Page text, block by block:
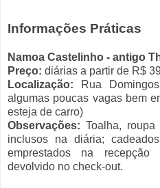
Informações Práticas
Namoa Castelinho - antigo
Preço: diárias a partir de R$
Localização:
Rua
algumas poucas vagas bem
esteja de carro)
Observações: Toalha,
inclusos na diária;
emprestados na
devolvido no check-out.